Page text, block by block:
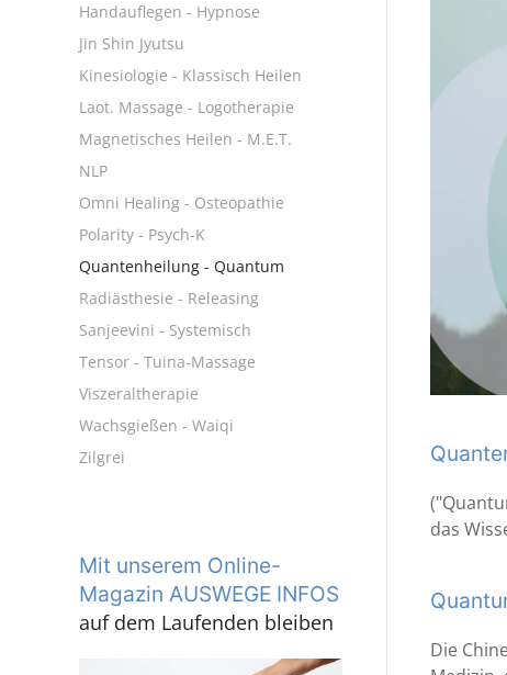
das
Die
Handauflegen - Hypnose
Jin Shin Jyutsu
Kinesiologie - Klassisch Heilen
Laot. Massage - Logotherapie
Magnetisches Heilen - M.E.T.
NLP
Omni Healing - Osteopathie
Polarity - Psych-K
Quantenheilung - Quantum
Radiästhesie - Releasing
Sanjeevini - Systemisch
Tensor - Tuina-Massage
Viszeraltherapie
Wachsgießen - Waiqi
Zilgrei
Mit unserem Online-
Magazin AUSWEGE INFOS
auf dem Laufenden bleiben